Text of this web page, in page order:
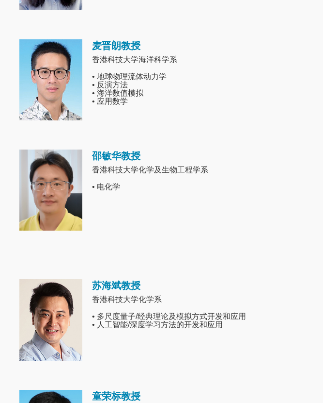
Image 麦晋朗教授
香港科技大学海洋科学系
• 地球物理流体动力学
• 反演方法
• 海洋数值模拟
• 应用数学
Image 邵敏华教授
香港科技大学化学及生物工程学系
• 电化学
Image 苏海斌教授
香港科技大学化学系
• 多尺度量子/经典理论及模拟方式开发和应用
• 人工智能/深度学习方法的开发和应用
Image 童荣标教授